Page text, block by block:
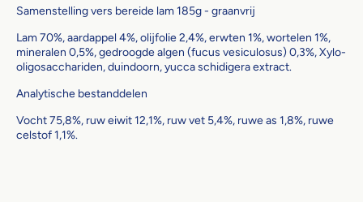
Samenstelling vers bereide lam 185g - graanvrij
Lam 70%, aardappel 4%, olijfolie 2,4%, erwten 1%, wortelen 1%,
mineralen 0,5%, gedroogde algen (fucus vesiculosus) 0,3%, Xylo-
oligosacchariden, duindoorn, yucca schidigera extract.
Analytische bestanddelen
Vocht 75,8%, ruw eiwit 12,1%, ruw vet 5,4%, ruwe as 1,8%, ruwe
celstof 1,1%.